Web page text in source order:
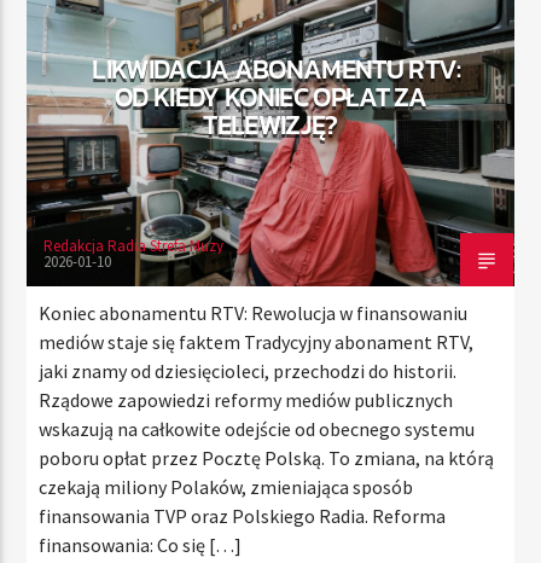
TERAZ
RADIO STREFA MUZY
00:00 24:00
LIKWIDACJA ABONAMENTU RTV:
OD KIEDY KONIEC OPŁAT ZA
TELEWIZJĘ?
Redakcja Radia Strefa Muzy
2026-01-10
Koniec abonamentu RTV: Rewolucja w finansowaniu
mediów staje się faktem Tradycyjny abonament RTV,
jaki znamy od dziesięcioleci, przechodzi do historii.
Rządowe zapowiedzi reformy mediów publicznych
wskazują na całkowite odejście od obecnego systemu
poboru opłat przez Pocztę Polską. To zmiana, na którą
czekają miliony Polaków, zmieniająca sposób
finansowania TVP oraz Polskiego Radia. Reforma
finansowania: Co się […]